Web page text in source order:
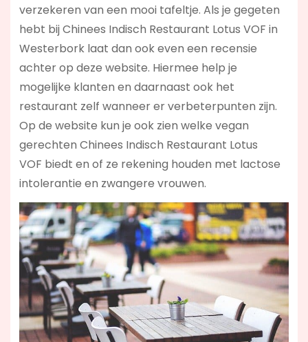
verzekeren van een mooi tafeltje. Als je gegeten
hebt bij Chinees Indisch Restaurant Lotus VOF in
Westerbork laat dan ook even een recensie
achter op deze website. Hiermee help je
mogelijke klanten en daarnaast ook het
restaurant zelf wanneer er verbeterpunten zijn.
Op de website kun je ook zien welke vegan
gerechten Chinees Indisch Restaurant Lotus
VOF biedt en of ze rekening houden met lactose
intolerantie en zwangere vrouwen.